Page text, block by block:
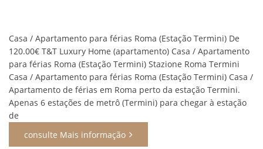
Casa / Apartamento para férias Roma (Estação Termini) De
120.00€ T&T Luxury Home (apartamento) Casa / Apartamento
para férias Roma (Estação Termini) Stazione Roma Termini
Casa / Apartamento para férias Roma (Estação Termini) Casa /
Apartamento de férias em Roma perto da estação Termini.
Apenas 6 estações de metrô (Termini) para chegar à estação
de
consulte Mais informação